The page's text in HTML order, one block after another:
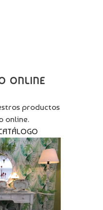
ONLINE
productos
online.